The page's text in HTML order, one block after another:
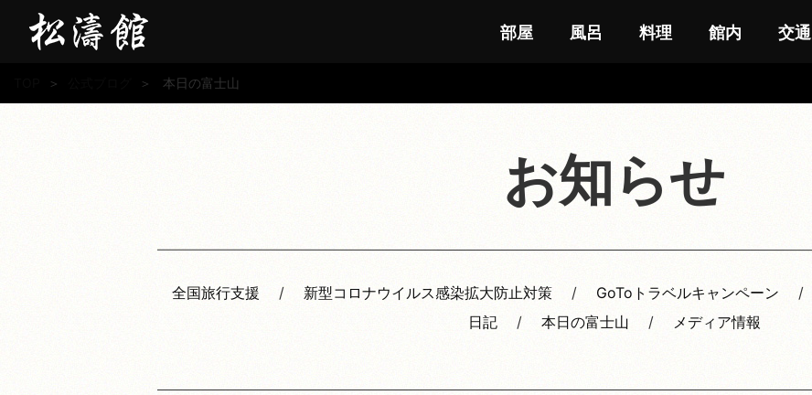
部屋 風呂 料理 館内 交通
＞ ＞ 本日の富士山
お知らせ
全国旅行支援 新型コロナウイルス感染拡大防止対策 GoToトラベルキャンペーン
日記
本日の富士山 メディア情報